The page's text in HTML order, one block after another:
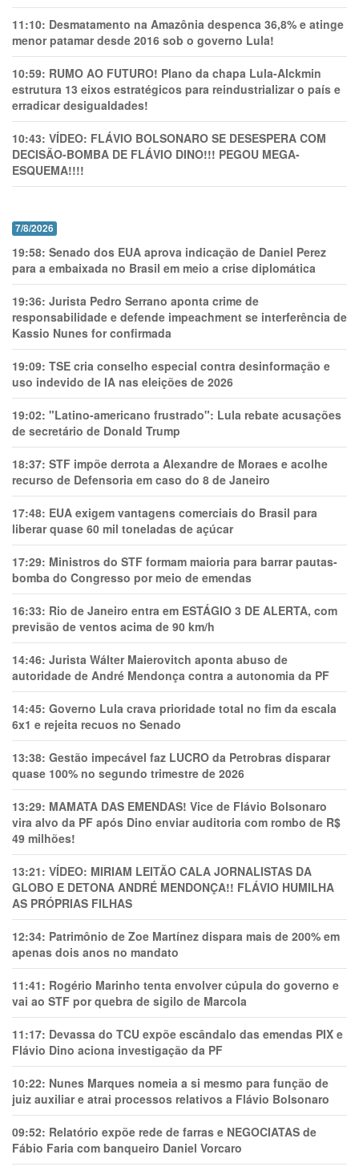
11:10: Desmatamento na Amazônia despenca 36,8% e atinge
menor patamar desde 2016 sob o governo Lula!
10:59: RUMO AO FUTURO! Plano da chapa Lula-Alckmin
estrutura 13 eixos estratégicos para reindustrializar o país e
erradicar desigualdades!
10:43: VÍDEO: FLÁVIO BOLSONARO SE DESESPERA COM
DECISÃO-BOMBA DE FLÁVIO DINO!!! PEGOU MEGA-
ESQUEMA!!!!
7/8/2026
19:58: Senado dos EUA aprova indicação de Daniel Perez
para a embaixada no Brasil em meio a crise diplomática
19:36: Jurista Pedro Serrano aponta crime de
responsabilidade e defende impeachment se interferência de
Kassio Nunes for confirmada
19:09: TSE cria conselho especial contra desinformação e
uso indevido de IA nas eleições de 2026
19:02: "Latino-americano frustrado": Lula rebate acusações
de secretário de Donald Trump
18:37: STF impõe derrota a Alexandre de Moraes e acolhe
recurso de Defensoria em caso do 8 de Janeiro
17:48: EUA exigem vantagens comerciais do Brasil para
liberar quase 60 mil toneladas de açúcar
17:29: Ministros do STF formam maioria para barrar pautas-
bomba do Congresso por meio de emendas
16:33: Rio de Janeiro entra em ESTÁGIO 3 DE ALERTA, com
previsão de ventos acima de 90 km/h
14:46: Jurista Wálter Maierovitch aponta abuso de
autoridade de André Mendonça contra a autonomia da PF
14:45: Governo Lula crava prioridade total no fim da escala
6x1 e rejeita recuos no Senado
13:38: Gestão impecável faz LUCRO da Petrobras disparar
quase 100% no segundo trimestre de 2026
13:29: MAMATA DAS EMENDAS! Vice de Flávio Bolsonaro
vira alvo da PF após Dino enviar auditoria com rombo de R$
49 milhões!
13:21: VÍDEO: MIRIAM LEITÃO CALA JORNALISTAS DA
GLOBO E DETONA ANDRÉ MENDONÇA!! FLÁVIO HUMILHA
AS PRÓPRIAS FILHAS
12:34: Patrimônio de Zoe Martínez dispara mais de 200% em
apenas dois anos no mandato
11:41: Rogério Marinho tenta envolver cúpula do governo e
vai ao STF por quebra de sigilo de Marcola
11:17: Devassa do TCU expõe escândalo das emendas PIX e
Flávio Dino aciona investigação da PF
10:22: Nunes Marques nomeia a si mesmo para função de
juiz auxiliar e atrai processos relativos a Flávio Bolsonaro
09:52: Relatório expõe rede de farras e NEGOCIATAS de
Fábio Faria com banqueiro Daniel Vorcaro